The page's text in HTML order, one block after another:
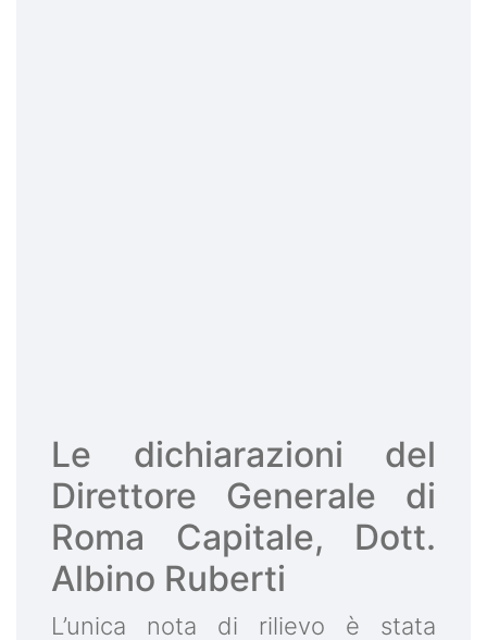
Le dichiarazioni del
Direttore Generale di
Roma Capitale, Dott.
Albino Ruberti
L’unica nota di rilievo è stata